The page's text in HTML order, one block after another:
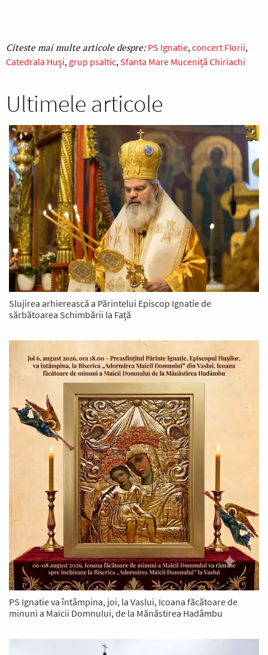
PS Ignatie concert Florii
Catedrala Huşi grup psaltic Sfanta Mare Muceniță Chiriachi
Ultimele articole
Slujirea arhierească a Părintelui Episcop Ignatie de
sărbătoarea Schimbării la Față
PS Ignatie va întâmpina, joi, la Vaslui, Icoana făcătoare de
minuni a Maicii Domnului, de la Mănăstirea Hadâmbu